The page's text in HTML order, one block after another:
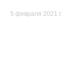
5 февраля 2021 г.